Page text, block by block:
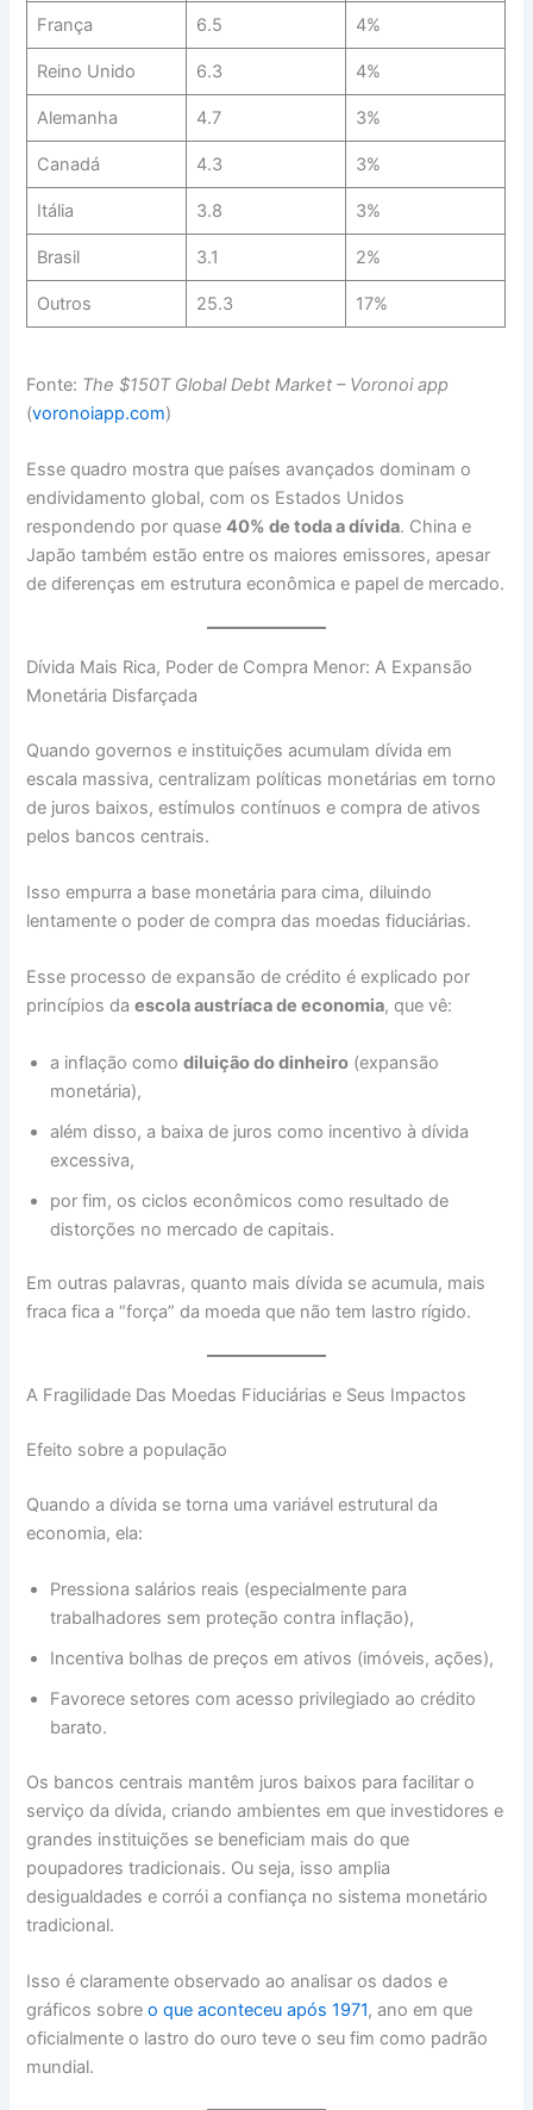
França 6.5 4%
Reino Unido 6.3 4%
Alemanha 4.7 3%
Canadá 4.3 3%
Itália 3.8 3%
Brasil 3.1 2%
Outros 25.3 17%
Fonte: The $150T Global Debt Market – Voronoi app
(voronoiapp.com)
Esse quadro mostra que países avançados dominam o
endividamento global, com os Estados Unidos
respondendo por quase40% de toda a dívida. China e
Japão também estão entre os maiores emissores, apesar
de diferenças em estrutura econômica e papel de mercado.
Dívida Mais Rica, Poder de Compra Menor: A Expansão
Monetária Disfarçada
Quando governos e instituições acumulam dívida em
escala massiva, centralizam políticas monetárias em torno
de juros baixos, estímulos contínuos e compra de ativos
pelos bancos centrais.
Isso empurra a base monetária para cima, diluindo
lentamente o poder de compra das moedas fiduciárias.
Esse processo de expansão de crédito é explicado por
princípios daescola austríaca de economia, que vê:
a inflação comodiluição do dinheiro (expansão
monetária),
além disso, a baixa de juros como incentivo à dívida
excessiva,
por fim, os ciclos econômicos como resultado de
distorções no mercado de capitais.
Em outras palavras, quanto mais dívida se acumula, mais
fraca fica a “força” da moeda que não tem lastro rígido.
A Fragilidade Das Moedas Fiduciárias e Seus Impactos
Efeito sobre a população
Quando a dívida se torna uma variável estrutural da
economia, ela:
Pressiona salários reais (especialmente para
trabalhadores sem proteção contra inflação),
Incentiva bolhas de preços em ativos (imóveis, ações),
Favorece setores com acesso privilegiado ao crédito
barato.
Os bancos centrais mantêm juros baixos para facilitar o
serviço da dívida, criando ambientes em que investidores e
grandes instituições se beneficiam mais do que
poupadores tradicionais. Ou seja, isso amplia
desigualdades e corrói a confiança no sistema monetário
tradicional.
Isso é claramente observado ao analisar os dados e
gráficos sobreo que aconteceu após 1971, ano em que
oficialmente o lastro do ouro teve o seu fim como padrão
mundial.